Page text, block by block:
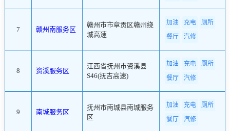
7 赣州南服务区
赣州市市章贡区赣州绕
城高速
加油 充电
厕所
餐厅
汽修
8 资溪服务区
江西省抚州市资溪县
S46(抚吉高速)
加油 充电
厕所
餐厅
汽修
9 南城服务区
抚州市南城县南城服务
区
加油 充电
厕所
餐厅
汽修